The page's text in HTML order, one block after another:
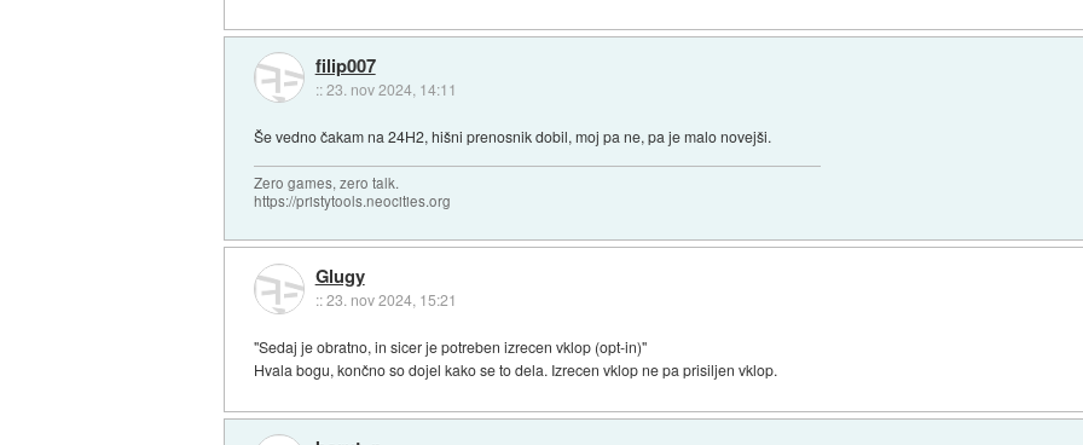
filip007
::23. nov 2024, 14:11
Še vedno čakam na 24H2, hišni prenosnik dobil, moj pa ne, pa je malo novejši.
Zero games, zero talk.
https://pristytools.neocities.org
Glugy
::23. nov 2024, 15:21
"Sedaj je obratno, in sicer je potreben izrecen vklop (opt-in)"
Hvala bogu, končno so dojel kako se to dela. Izrecen vklop ne pa prisiljen vklop.